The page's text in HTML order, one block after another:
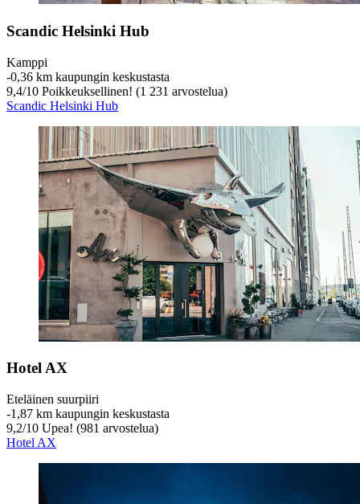
Scandic Helsinki Hub
Kamppi
‐0,36 km kaupungin keskustasta
9,4/10 Poikkeuksellinen! (1 231 arvostelua)
Scandic Helsinki Hub
Hotel AX
Eteläinen suurpiiri
‐1,87 km kaupungin keskustasta
9,2/10 Upea! (981 arvostelua)
Hotel AX